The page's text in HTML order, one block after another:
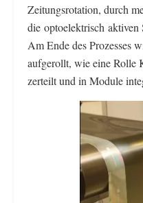
Zeitungsrotation, durch
die optoelektrisch aktiven
Am Ende des Prozesses
aufgerollt, wie eine Rolle
zerteilt und in Module